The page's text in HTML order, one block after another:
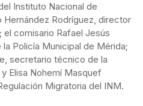
Instituto Nacional de
Hernández Rodríguez, director
comisario Rafael Jesús
Policía Municipal de Mérida;
secretario técnico de la
Elisa Nohemí Masquef
Migratoria del INM.